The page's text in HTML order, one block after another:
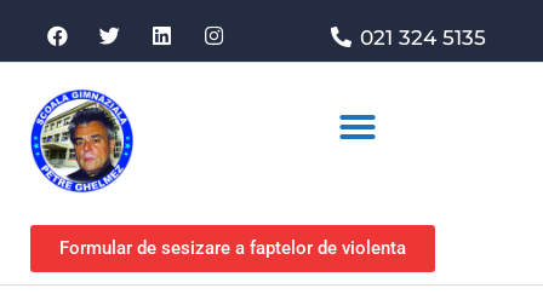
021 324 5135
Formular de sesizare a faptelor de violenta